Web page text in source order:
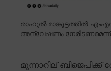
രാഹുൽ മാങ്കൂട്ടത്തിൽ
അന്വേഷണം
മൂന്നാറില് ബിജെപിക്ക്